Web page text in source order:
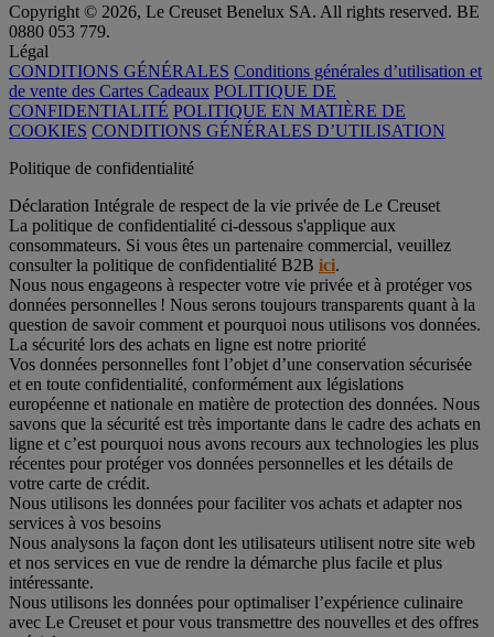
Copyright © 2026, Le Creuset Benelux SA. All rights reserved. BE
0880 053 779.
Légal
CONDITIONS GÉNÉRALES Conditions générales d’utilisation et
de vente des Cartes Cadeaux POLITIQUE DE
CONFIDENTIALITÉ POLITIQUE EN MATIÈRE DE
COOKIES CONDITIONS GÉNÉRALES D’UTILISATION
Politique de confidentialité
Déclaration Intégrale de respect de la vie privée de Le Creuset
La politique de confidentialité ci-dessous s'applique aux
consommateurs. Si vous êtes un partenaire commercial, veuillez
consulter la politique de confidentialité B2B ici.
Nous nous engageons à respecter votre vie privée et à protéger vos
données personnelles ! Nous serons toujours transparents quant à la
question de savoir comment et pourquoi nous utilisons vos données.
La sécurité lors des achats en ligne est notre priorité
Vos données personnelles font l’objet d’une conservation sécurisée
et en toute confidentialité, conformément aux législations
européenne et nationale en matière de protection des données. Nous
savons que la sécurité est très importante dans le cadre des achats en
ligne et c’est pourquoi nous avons recours aux technologies les plus
récentes pour protéger vos données personnelles et les détails de
votre carte de crédit.
Nous utilisons les données pour faciliter vos achats et adapter nos
services à vos besoins
Nous analysons la façon dont les utilisateurs utilisent notre site web
et nos services en vue de rendre la démarche plus facile et plus
intéressante.
Nous utilisons les données pour optimaliser l’expérience culinaire
avec Le Creuset et pour vous transmettre des nouvelles et des offres